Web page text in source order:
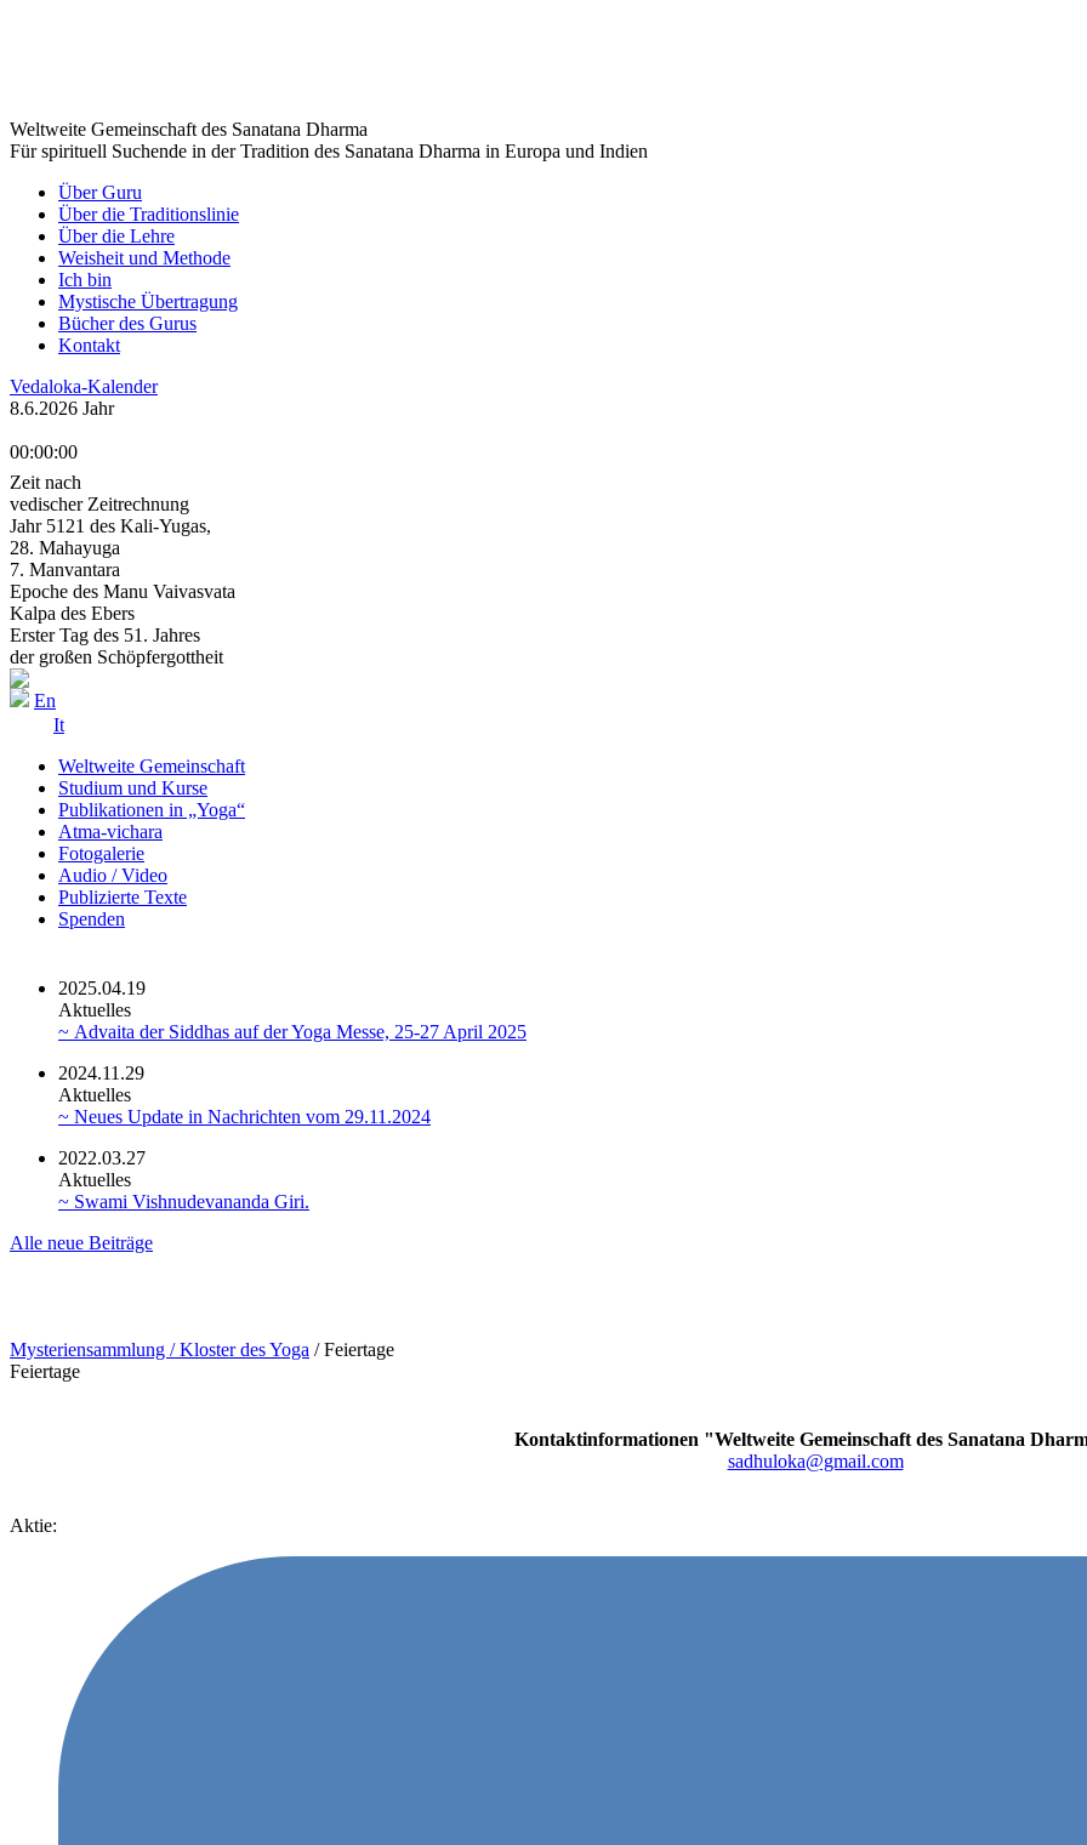
Weltweite Gemeinschaft des Sanatana Dharma
Für spirituell Suchende in der Tradition des Sanatana Dharma in Europa und Indien
Über Guru
Über die Traditionslinie
Über die Lehre
Weisheit und Methode
Ich bin
Mystische Übertragung
Bücher des Gurus
Kontakt
Vedaloka-Kalender
8.6.2026 Jahr
00:00:00
Zeit nach
vedischer Zeitrechnung
Jahr 5121 des Kali-Yugas,
28. Mahayuga
7. Manvantara
Epoche des Manu Vaivasvata
Kalpa des Ebers
Erster Tag des 51. Jahres
der großen Schöpfergottheit
En
It
Weltweite Gemeinschaft
Studium und Kurse
Publikationen in „Yoga“
Atma-vichara
Fotogalerie
Audio / Video
Publizierte Texte
Spenden
2025.04.19
Aktuelles
~ Advaita der Siddhas auf der Yoga Messe, 25-27 April 2025
2024.11.29
Aktuelles
~ Neues Update in Nachrichten vom 29.11.2024
2022.03.27
Aktuelles
~ Swami Vishnudevananda Giri.
Alle neue Beiträge
Mysteriensammlung / Kloster des Yoga /Feiertage
Feiertage
Kontaktinformationen "Weltweite Gemeinschaft des Sanatana
sadhuloka@gmail.com
Aktie: